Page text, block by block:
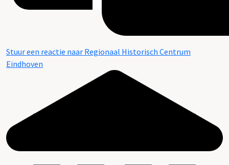
Stuur een reactie naar Regionaal Historisch Centrum
Eindhoven